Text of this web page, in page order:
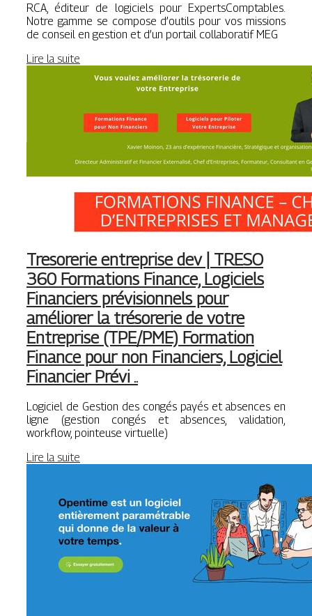
RCA, éditeur de logiciels pour ExpertsComptables.
Notre gamme se compose d’outils pour vos missions
de conseil en gestion et d’un portail collaboratif MEG
Lire la suite
Tresorerie entreprise dev | TRESO
360 Formations Finance, Logiciels
Financiers prévi­sion­nels pour
améliorer la trésorerie de votre
Entreprise (TPE/PME) Formation
Finance pour non Financiers, Logiciel
Financier Prévi ..
Logiciel de Gestion des congés payés et absences en
ligne (gestion congés et absences, validation,
workflow, pointeuse virtuelle)
Lire la suite